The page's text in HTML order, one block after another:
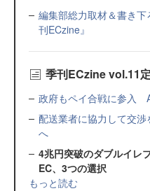
編集部総力取材＆書き
刊ECzine』
季刊ECzine vol.11
政府もペイ合戦に参入
配送業者に協力して交
へ
4兆円突破のダブルイ
EC、3つの選択
もっと読む